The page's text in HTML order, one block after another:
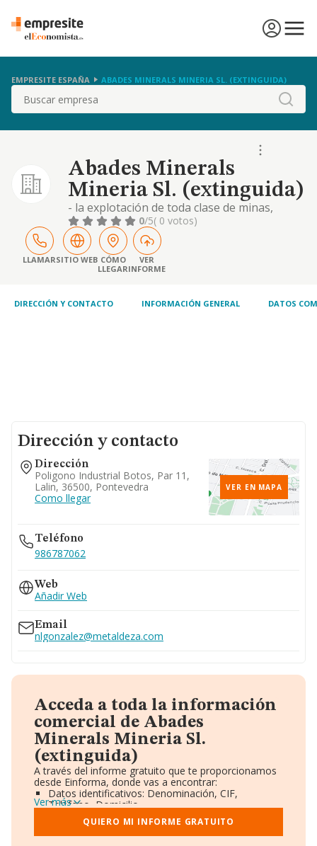
EMPRESITE ESPAÑA ABADES MINERALS MINERIA SL. (EXTINGUIDA)
Buscar
Abades Minerals
Mineria Sl. (extinguida)
- la explotación de toda clase de minas,
canteras, yacimientos minerales y
manantiales, que no esté reservada por ley a
organismos oficiales o a entidades estatales.
- aprovechamiento de todo tipo de recursos
mineros y en especial los regulados en la ley
0/5( 0 votos)
LLAMARSITIO WEB CÓMO
LLEGAR
VER
INFORME
DIRECCIÓN Y CONTACTO INFORMACIÓN GENERAL DATOS
Dirección y contacto
Dirección
Poligono Industrial Botos, Par 11,
Lalin, 36500, Pontevedra
Como llegar
VER EN MAPA
Teléfono
986787062
Web
Añadir Web
Email
nlgonzalez@metaldeza.com
Acceda a toda la información
comercial de Abades
Minerals Mineria Sl.
(extinguida)
A través del informe gratuito que te proporcionamos
desde Einforma, donde vas a encontrar:
Datos identificativos: Denominación, CIF,
Teléfono, Domicilio.
Informe Mercantil Completo (BORME).
Gráficos de Evolución Ventas y Empleados.
Consejo de Administración y Administradores.
Ver más
QUIERO MI INFORME GRATUITO